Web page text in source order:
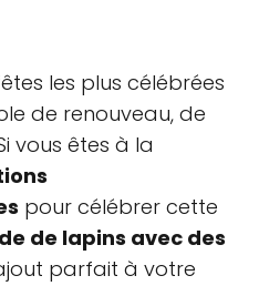
les plus célébrées
de renouveau, de
vous êtes à la
pour célébrer cette
de lapins avec des
parfait à votre